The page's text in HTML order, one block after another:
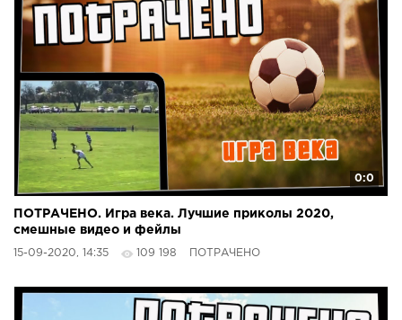
0:0
ПОТРАЧЕНО. Игра века. Лучшие приколы 2020,
смешные видео и фейлы
15-09-2020, 14:35 109 198 ПОТРАЧЕНО